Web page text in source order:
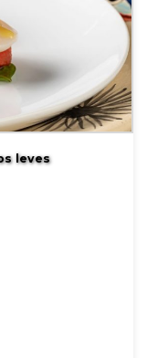
leves